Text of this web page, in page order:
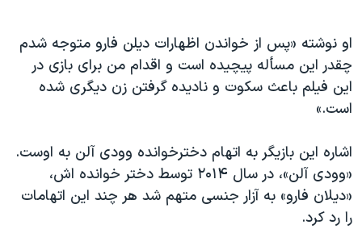
او نوشته »پس از خواندن اظهارات دیلن فارو متوجه شدم
چقدر این مسأله پیچیده است و اقدام من برای بازی در
این فیلم باعث سکوت و نادیده گرفتن زن دیگری شده
است.»
اشاره این بازیگر به اتهام دخترخوانده وودی آلن به اوست.
«وودی آلن»، در سال ۲۰۱۴ توسط دختر خوانده اش،
«دیلان فارو» به آزار جنسی متهم شد هر چند این اتهامات
را رد کرد.